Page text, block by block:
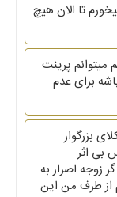
تا الان هیچ
پرینت
برای عدم
بزرگوار
بی اثر
زوجه اصرار به
طرف من این